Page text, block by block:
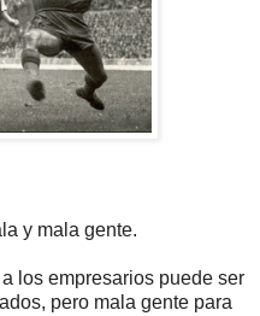
y mala gente.
los empresarios puede ser
pero mala gente para